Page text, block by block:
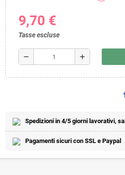
9,70 €
Tasse escluse
remove add
Spedizioni in 4/5 giorni lavorativi,
Pagamenti sicuri con SSL e Paypal